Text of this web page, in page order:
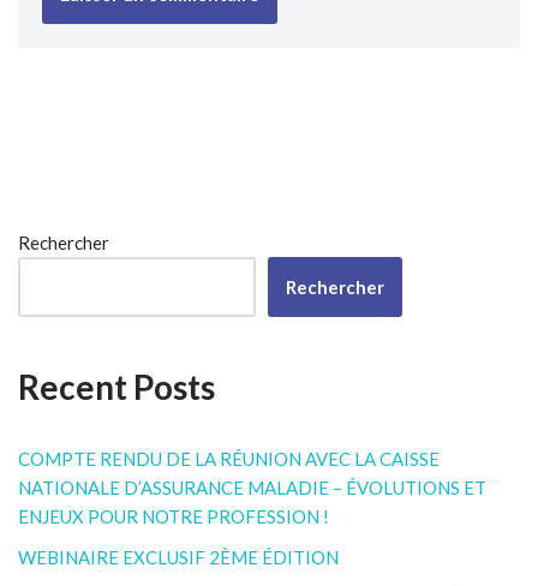
Rechercher
Rechercher
Recent Posts
COMPTE RENDU DE LA RÉUNION AVEC LA CAISSE
NATIONALE D’ASSURANCE MALADIE – ÉVOLUTIONS ET
ENJEUX POUR NOTRE PROFESSION !
WEBINAIRE EXCLUSIF 2ÈME ÉDITION